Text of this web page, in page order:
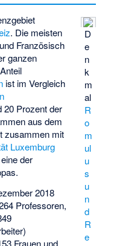
D
e
n
k
m
al
R
o
m
ul
u
s
u
n
d
R
e
. Die meisten
Französisch
ganzen
ist im Vergleich
20 Prozent der
aus dem
zusammen mit
Luxemburg
eine der
2018
Professoren,
Frauen und